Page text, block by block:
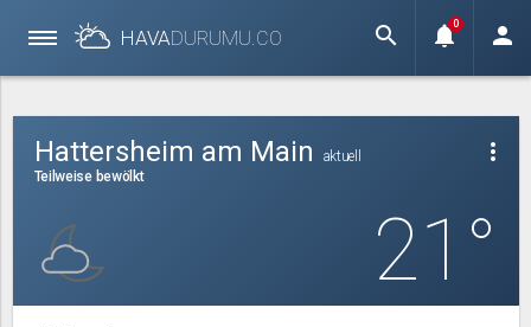
HAVADURUMU.CO search notifications
0 person
more_vert
Hattersheim am Main
aktuell
Teilweise bewölkt
21°